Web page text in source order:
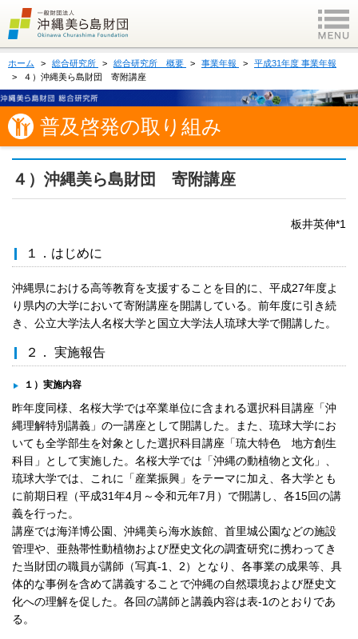
ホーム 総合研究所 総合研究所 概要 事業年報
平成31年度 事業年報
４）沖縄美ら島財団 寄附講座
普及啓発の取り組み
４）沖縄美ら島財団 寄附講座
板井英伸*1
１．はじめに
沖縄県における高等教育を支援することを目的に、平成27年度よ
り県内の大学において寄附講座を開講している。前年度に引き続
き、公立大学法人名桜大学と国立大学法人琉球大学で開講した。
２． 実施報告
１）実施内容
昨年度同様、名桜大学では卒業単位に含まれる選択科目講座「沖
縄理解特別講義」の一講座として開講した。また、琉球大学にお
いても全学部生を対象とした選択科目講座「琉大特色 地方創生
科目」として実施した。名桜大学では「沖縄の動植物と文化」、
琉球大学では、これに「産業振興」をテーマに加え、各大学とも
に前期日程（平成31年4月～令和元年7月）で開講し、各15回の講
義を行った。
講座では海洋博公園、沖縄美ら海水族館、首里城公園などの施設
管理や、亜熱帯性動植物および歴史文化の調査研究に携わってき
た当財団の職員が講師（写真-1、2）となり、各事業の成果等、具
体的な事例を含めて講義することで沖縄の自然環境および歴史文
化への理解を促した。各回の講師と講義内容は表-1のとおりであ
る。